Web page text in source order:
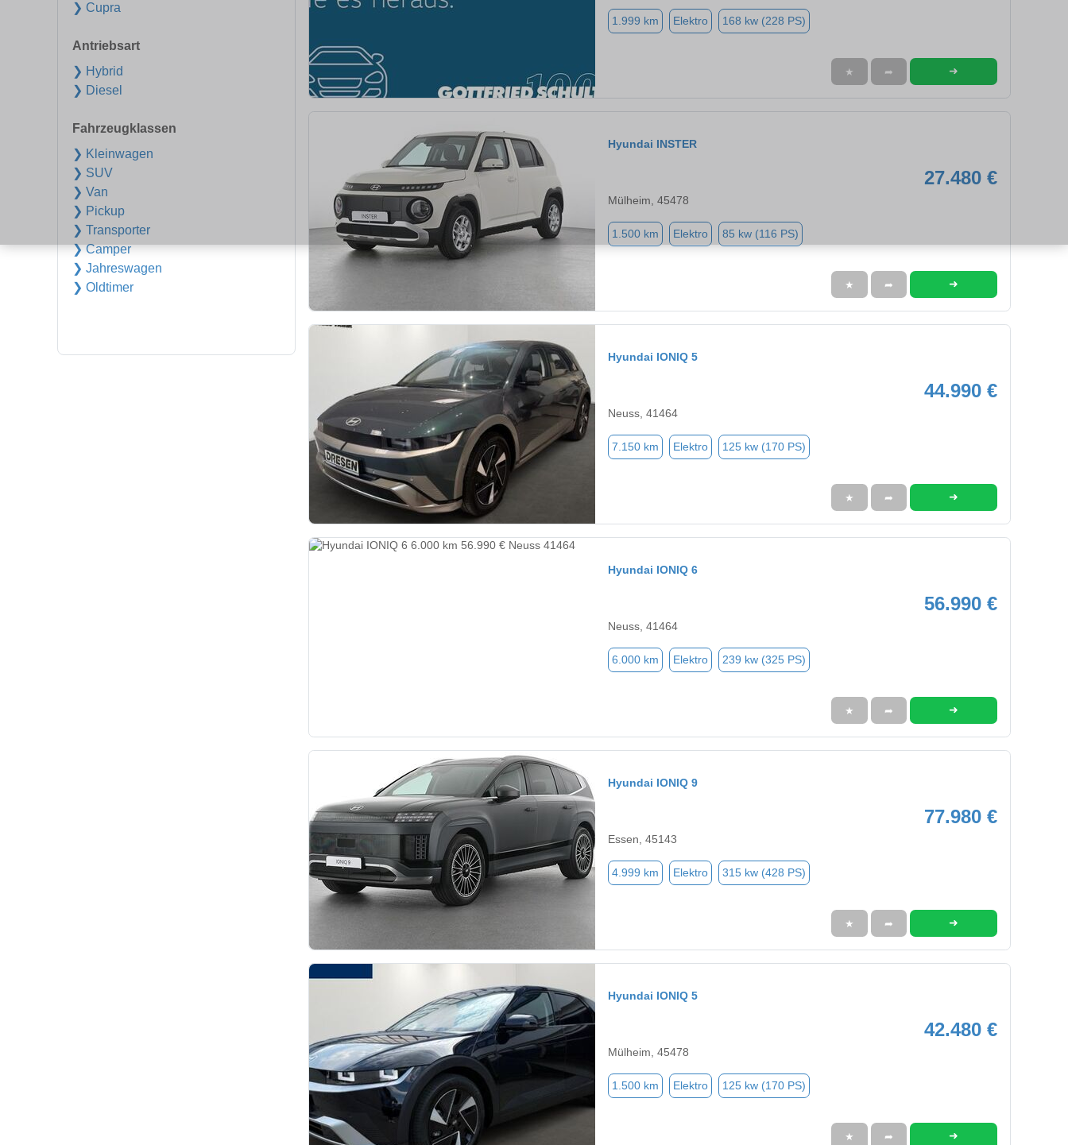
❯ Cupra
Antriebsart
❯ Hybrid
❯ Diesel
Fahrzeugklassen
❯ Kleinwagen
❯ SUV
❯ Van
❯ Pickup
❯ Transporter
❯ Camper
❯ Jahreswagen
❯ Oldtimer
1.999 km Elektro 168 kw (228 PS)
★ ➦ ➜
Hyundai INSTER
27.480 €
Mülheim, 45478
1.500 km Elektro 85 kw (116 PS)
★ ➦ ➜
Hyundai IONIQ 5
44.990 €
Neuss, 41464
7.150 km Elektro 125 kw (170 PS)
★ ➦ ➜
Hyundai IONIQ 6
56.990 €
Neuss, 41464
6.000 km Elektro 239 kw (325 PS)
★ ➦ ➜
Hyundai IONIQ 9
77.980 €
Essen, 45143
4.999 km Elektro 315 kw (428 PS)
★ ➦ ➜
Hyundai IONIQ 5
42.480 €
Mülheim, 45478
1.500 km Elektro 125 kw (170 PS)
★ ➦ ➜